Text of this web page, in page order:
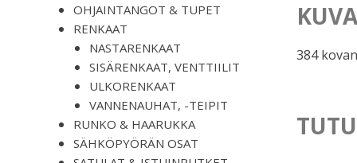
OHJAINTANGOT & TUPET
RENKAAT
NASTARENKAAT
SISÄRENKAAT, VENTTIILIT
ULKORENKAAT
VANNENAUHAT, -TEIPIT
RUNKO & HAARUKKA
SÄHKÖPYÖRÄN OSAT
384